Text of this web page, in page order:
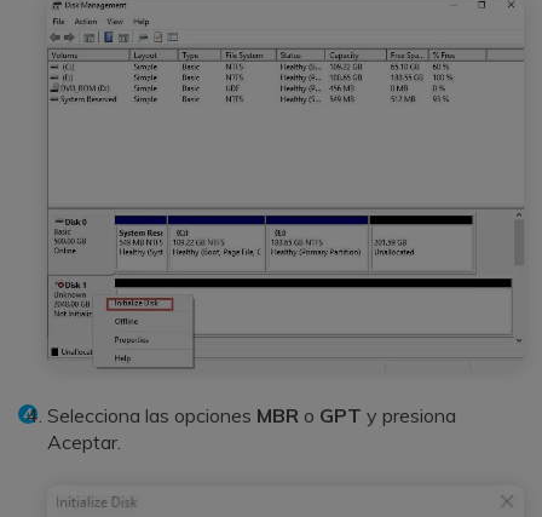
Selecciona las opciones MBR o GPT y presiona
Aceptar.